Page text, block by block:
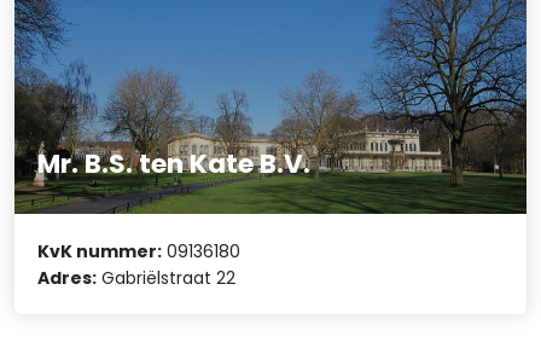
Mr. B.S. ten Kate B.V.
KvK nummer: 09136180
Adres: Gabriëlstraat 22